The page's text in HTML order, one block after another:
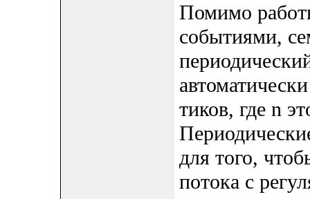
Помимо
событиями,
тиков, где n
для того,
потока с